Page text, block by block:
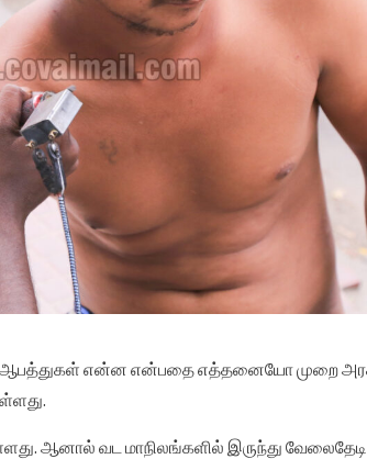
ஆபத்துகள் என்ன என்பதை எத்தனையோ முறை
ஆனால் வட மாநிலங்களில் இருந்து வேலைதேடி